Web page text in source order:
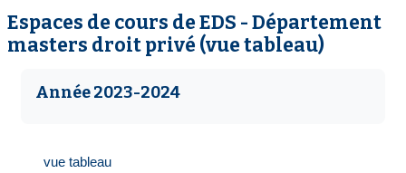
Espaces de cours de EDS - Département
masters droit privé (vue tableau)
Année 2023-2024
vue tableau